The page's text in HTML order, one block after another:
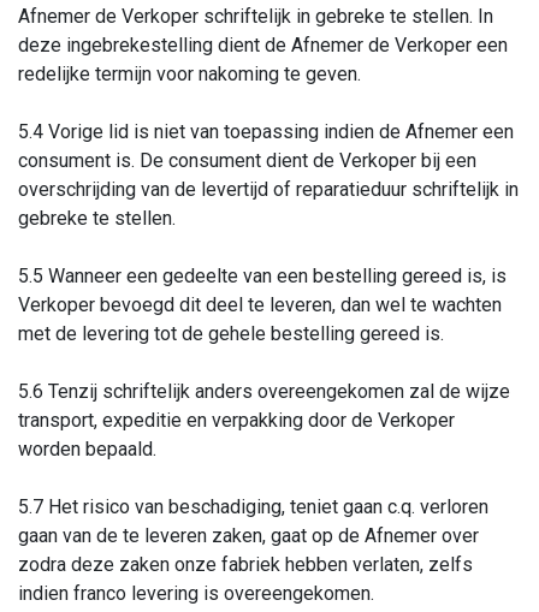
Afnemer de Verkoper schriftelijk in gebreke te stellen. In
deze ingebrekestelling dient de Afnemer de Verkoper een
redelijke termijn voor nakoming te geven.
5.4 Vorige lid is niet van toepassing indien de Afnemer een
consument is. De consument dient de Verkoper bij een
overschrijding van de levertijd of reparatieduur schriftelijk in
gebreke te stellen.
5.5 Wanneer een gedeelte van een bestelling gereed is, is
Verkoper bevoegd dit deel te leveren, dan wel te wachten
met de levering tot de gehele bestelling gereed is.
5.6 Tenzij schriftelijk anders overeengekomen zal de wijze
transport, expeditie en verpakking door de Verkoper
worden bepaald.
5.7 Het risico van beschadiging, teniet gaan c.q. verloren
gaan van de te leveren zaken, gaat op de Afnemer over
zodra deze zaken onze fabriek hebben verlaten, zelfs
indien franco levering is overeengekomen.